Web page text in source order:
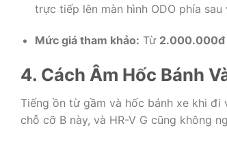
trực tiếp lên màn hình ODO phía
Mức giá tham khảo: Từ
4. Cách Âm Hốc Bánh
Tiếng ồn từ gầm và hốc bánh xe khi
chỗ cỡ B này, và HR-V G cũng không